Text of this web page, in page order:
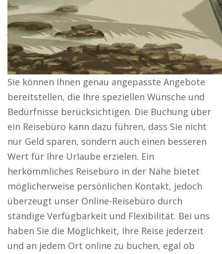
Sie können Ihnen genau angepasste Angebote
bereitstellen, die Ihre speziellen Wünsche und
Bedürfnisse berücksichtigen. Die Buchung über
ein Reisebüro kann dazu führen, dass Sie nicht
nur Geld sparen, sondern auch einen besseren
Wert für Ihre Urlaube erzielen. Ein
herkömmliches Reisebüro in der Nähe bietet
möglicherweise persönlichen Kontakt, jedoch
überzeugt unser Online-Reisebüro durch
ständige Verfügbarkeit und Flexibilität. Bei uns
haben Sie die Möglichkeit, Ihre Reise jederzeit
und an jedem Ort online zu buchen, egal ob